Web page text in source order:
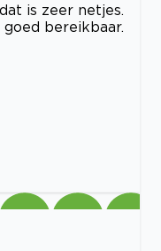
is zeer netjes.
bereikbaar.